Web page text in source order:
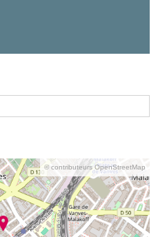
© contributeurs OpenStreetMap